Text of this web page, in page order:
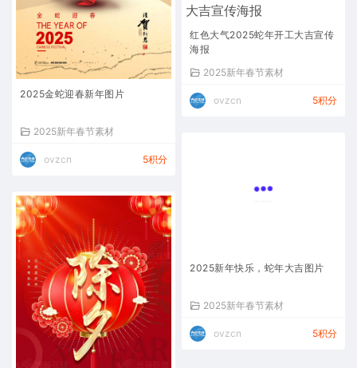
2025金蛇迎春新年图片
2025新年春节素材
ovzcn 5积分
红色大气2025蛇年开工大吉宣传
海报
2025新年春节素材
ovzcn 5积分
2025新年快乐，蛇年大吉图片
2025新年春节素材
ovzcn 5积分